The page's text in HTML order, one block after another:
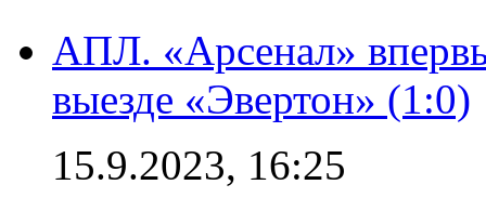
АПЛ. «Арсенал»
выезде «Эвертон» (1:0)
15.9.2023, 16:25